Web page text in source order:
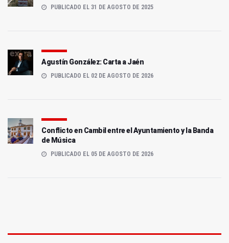
PUBLICADO EL 31 DE AGOSTO DE 2025
Agustín González: Carta a Jaén
PUBLICADO EL 02 DE AGOSTO DE 2026
Conflicto en Cambil entre el Ayuntamiento y la Banda
de Música
PUBLICADO EL 05 DE AGOSTO DE 2026